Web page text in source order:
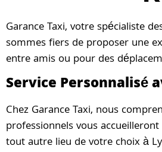
Garance Taxi, votre spécialiste
sommes fiers de proposer une
entre amis ou pour des
Service Personnalisé
Chez Garance Taxi, nous
professionnels vous
tout autre lieu de votre choix à